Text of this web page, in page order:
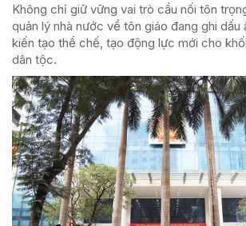
Không chỉ giữ vững vai trò cầu nối tôn
quản lý nhà nước về tôn giáo đang ghi dấu
kiến tạo thể chế, tạo động lực mới cho
dân tộc.